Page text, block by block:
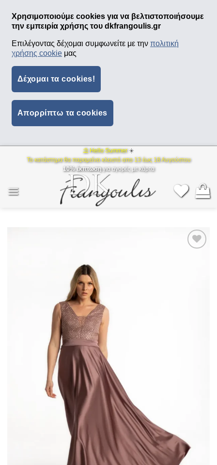
Χρησιμοποιούμε cookies για να βελτιστοποιήσουμε
την εμπειρία χρήσης του dkfrangoulis.gr
Επιλέγοντας δέχομαι συμφωνείτε με την πολιτική
χρήσης cookie μας
Δέχομαι τα cookies!
Απορρίπτω τα cookies
⛱ Hello Summer ☀️
Το κατάστημα θα παραμείνει κλειστό απο 13 έως 18 Αυγούστου
10% έκπτωσηγια αγορές με κάρτα